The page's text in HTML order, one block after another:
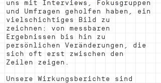
uns mit Interviews, Fokusgruppen
und Umfragen geholfen haben, ein
vielschichtiges Bild zu
zeichnen: von messbaren
Ergebnissen bis hin zu
persönlichen Veränderungen, die
sich oft erst zwischen den
Zeilen zeigen.
Unsere Wirkungsberichte sind